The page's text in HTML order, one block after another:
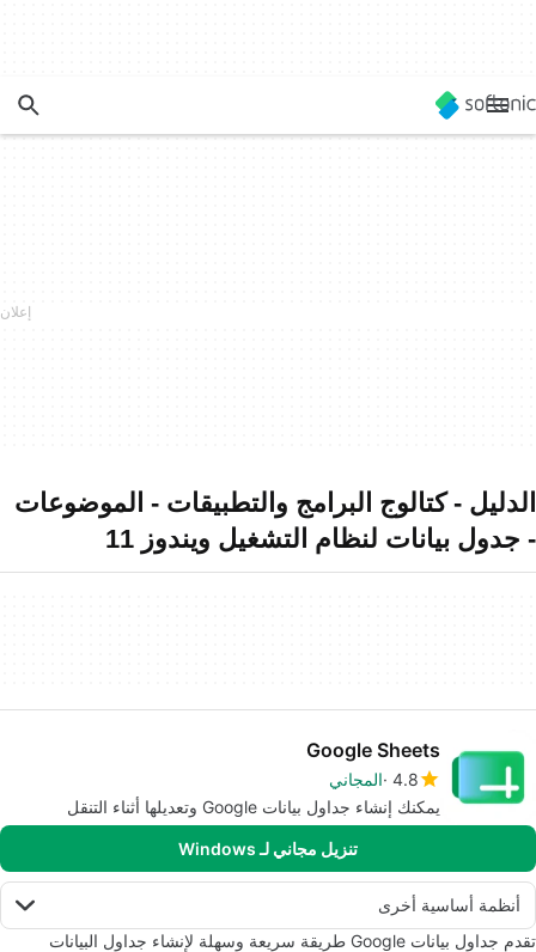
الدليل - كتالوج البرامج والتطبيقات - الموضوعات
- جدول بيانات لنظام التشغيل ويندوز 11
Google Sheets
4.8 المجاني
يمكنك إنشاء جداول بيانات Google وتعديلها أثناء التنقل
تنزيل مجاني لـ Windows
أنظمة أساسية أخرى
تقدم جداول بيانات Google طريقة سريعة وسهلة لإنشاء جداول البيانات